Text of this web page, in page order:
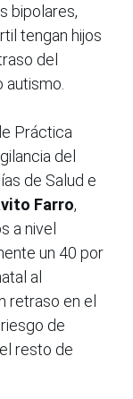
bipolares,
tengan hijos
del
Práctica
del
de Salud e
Farro,
a nivel
un 40 por
al
retraso en el
de
resto de